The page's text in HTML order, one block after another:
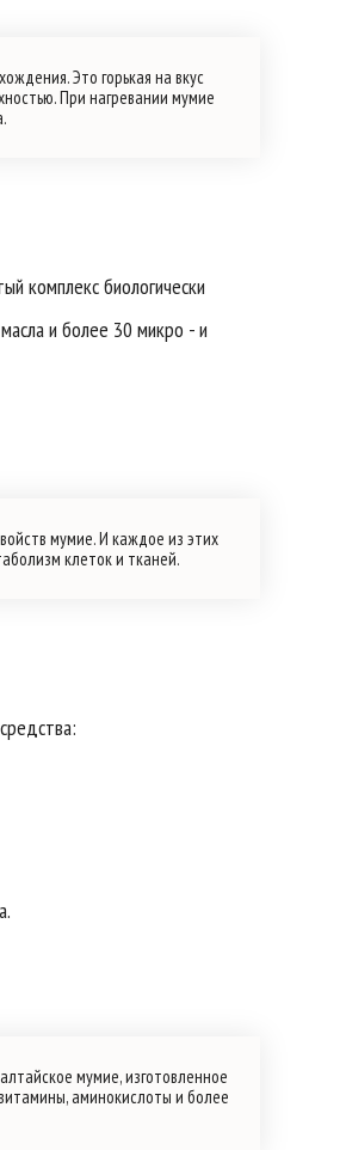
Это горькая на вкус
При нагревании мумие
комплекс биологически
и более 30 микро - и
мумие. И каждое из этих
клеток и тканей.
мумие, изготовленное
аминокислоты и более